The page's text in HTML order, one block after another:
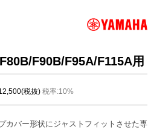
F90B/F95A/F115A用
税抜) 税率:10%
カバー形状にジャストフィットさせた専